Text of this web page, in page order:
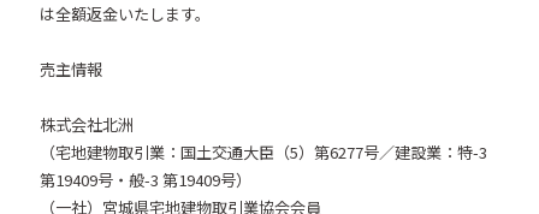
は全額返金いたします。
売主情報
株式会社北洲
（宅地建物取引業：国土交通大臣（5）第6277号／建設業：特-3
第19409号・般-3 第19409号）
（一社）宮城県宅地建物取引業協会会員